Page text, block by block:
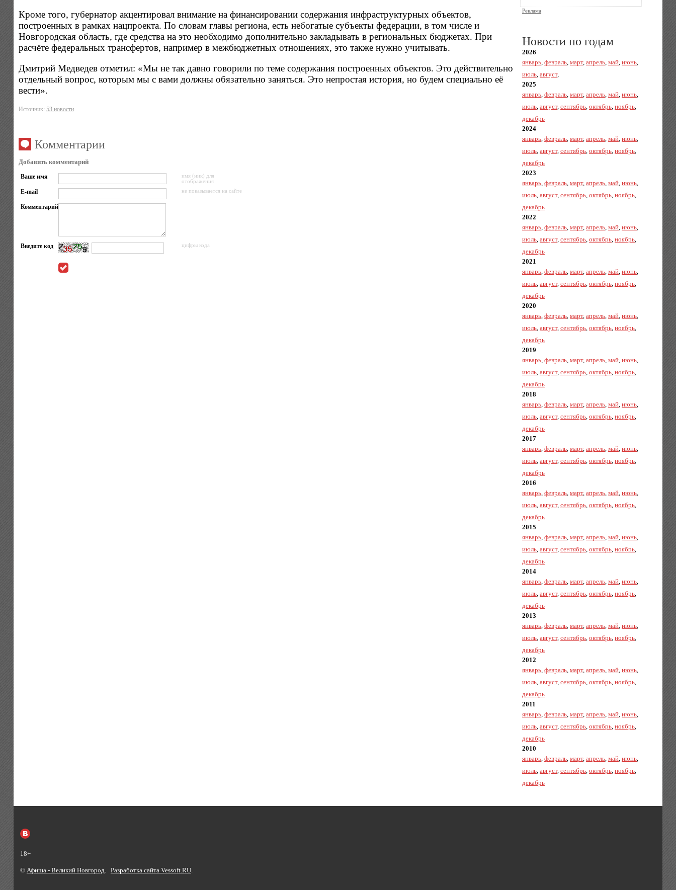
Кроме того, губернатор акцентировал внимание на финансировании содержания инфраструктурных объектов,
построенных в рамках нацпроекта. По словам главы региона, есть небогатые субъекты федерации, в том числе и
Новгородская область, где средства на это необходимо дополнительно закладывать в региональных бюджетах. При
расчёте федеральных трансфертов, например в межбюджетных отношениях, это также нужно учитывать.
Дмитрий Медведев отметил: «Мы не так давно говорили по теме содержания построенных объектов. Это действительно
отдельный вопрос, которым мы с вами должны обязательно заняться. Это непростая история, но будем специально её
вести».
Источник: 53 новости
Комментарии
Добавить комментарий
Ваше имя
имя (ник) для
отображения
E-mail не показывается на сайте
Комментарий
Введите код цифры кода
Реклама
Новости по годам
2026
январь,февраль,март,апрель,май,июнь,
июль,август,
2025
январь,февраль,март,апрель,май,июнь,
июль,август,сентябрь,октябрь,ноябрь,
декабрь
2024
январь,февраль,март,апрель,май,июнь,
июль,август,сентябрь,октябрь,ноябрь,
декабрь
2023
январь,февраль,март,апрель,май,июнь,
июль,август,сентябрь,октябрь,ноябрь,
декабрь
2022
январь,февраль,март,апрель,май,июнь,
июль,август,сентябрь,октябрь,ноябрь,
декабрь
2021
январь,февраль,март,апрель,май,июнь,
июль,август,сентябрь,октябрь,ноябрь,
декабрь
2020
январь,февраль,март,апрель,май,июнь,
июль,август,сентябрь,октябрь,ноябрь,
декабрь
2019
январь,февраль,март,апрель,май,июнь,
июль,август,сентябрь,октябрь,ноябрь,
декабрь
2018
январь,февраль,март,апрель,май,июнь,
июль,август,сентябрь,октябрь,ноябрь,
декабрь
2017
январь,февраль,март,апрель,май,июнь,
июль,август,сентябрь,октябрь,ноябрь,
декабрь
2016
январь,февраль,март,апрель,май,июнь,
июль,август,сентябрь,октябрь,ноябрь,
декабрь
2015
январь,февраль,март,апрель,май,июнь,
июль,август,сентябрь,октябрь,ноябрь,
декабрь
2014
январь,февраль,март,апрель,май,июнь,
июль,август,сентябрь,октябрь,ноябрь,
декабрь
2013
январь,февраль,март,апрель,май,июнь,
июль,август,сентябрь,октябрь,ноябрь,
декабрь
2012
январь,февраль,март,апрель,май,июнь,
июль,август,сентябрь,октябрь,ноябрь,
декабрь
2011
январь,февраль,март,апрель,май,июнь,
июль,август,сентябрь,октябрь,ноябрь,
декабрь
2010
январь,февраль,март,апрель,май,июнь,
июль,август,сентябрь,октябрь,ноябрь,
декабрь
18+
© Афиша - Великий Новгород Разработка сайта Vessoft.RU.